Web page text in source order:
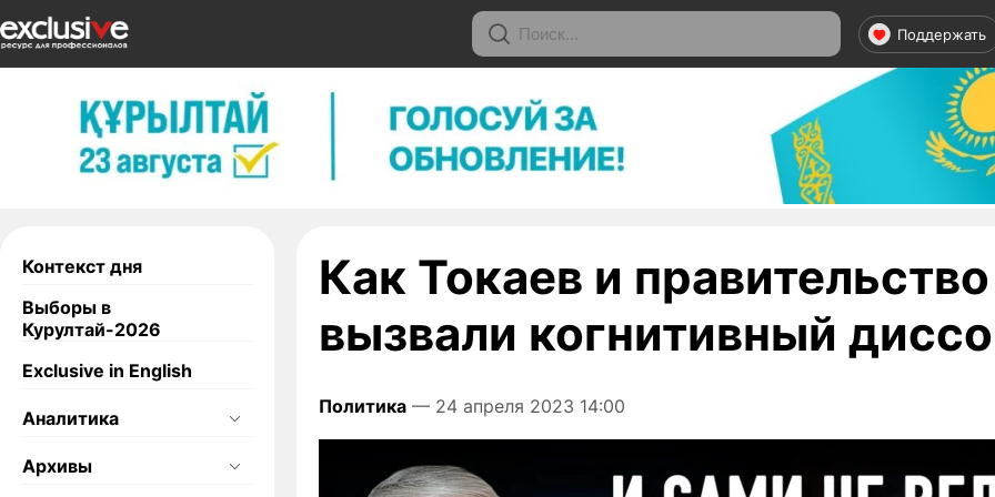
Поддержать
Контекст дня
Выборы в
Курултай-2026
Exclusive in English
Аналитика
Архивы
Как Токаев и правительство
вызвали когнитивный
Политика — 24 апреля 2023 14:00